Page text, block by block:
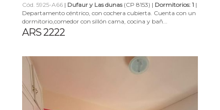
Cód. 5925-A66 | Dufaur y Las dunas(CP 8153) | Dormitorios: 1 |
Departamento céntrico, con cochera cubierta. Cuenta con un
dormitorio,comedor con sillón cama, cocina y bañ...
ARS 2222